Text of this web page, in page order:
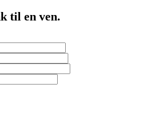
til en ven.